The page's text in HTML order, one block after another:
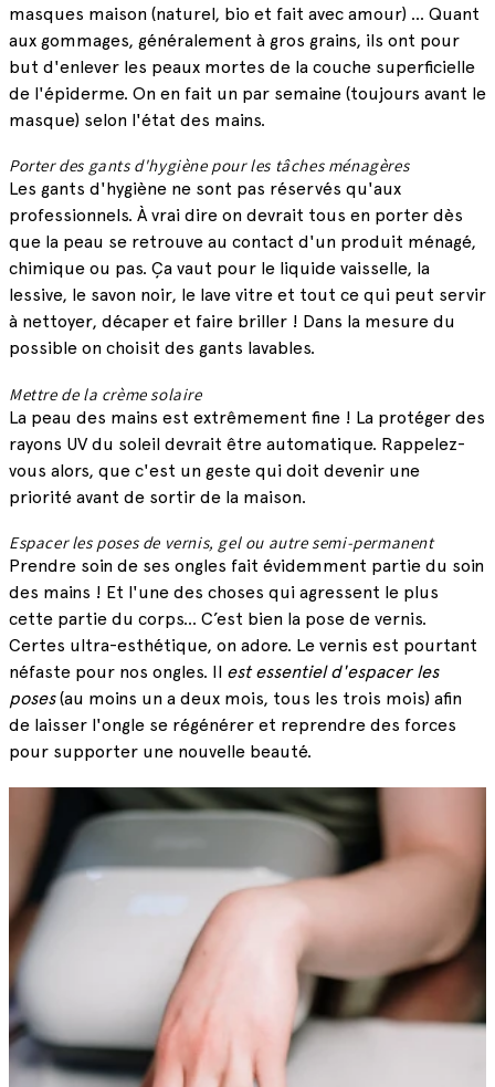
masques maison (naturel, bio et fait avec amour) … Quant
aux gommages, généralement à gros grains, ils ont pour
but d'enlever les peaux mortes de la couche superficielle
de l'épiderme. On en fait un par semaine (toujours avant le
masque) selon l'état des mains.
Porter des gants d'hygiène pour les tâches ménagères
Les gants d'hygiène ne sont pas réservés qu'aux
professionnels. À vrai dire on devrait tous en porter dès
que la peau se retrouve au contact d'un produit ménagé,
chimique ou pas. Ça vaut pour le liquide vaisselle, la
lessive, le savon noir, le lave vitre et tout ce qui peut servir
à nettoyer, décaper et faire briller ! Dans la mesure du
possible on choisit des gants lavables.
Mettre de la crème solaire
La peau des mains est extrêmement fine ! La protéger des
rayons UV du soleil devrait être automatique. Rappelez-
vous alors, que c'est un geste qui doit devenir une
priorité avant de sortir de la maison.
Espacer les poses de vernis, gel ou autre semi-permanent
Prendre soin de ses ongles fait évidemment partie du soin
des mains ! Et l'une des choses qui agressent le plus
cette partie du corps… C’est bien la pose de vernis.
Certes ultra-esthétique, on adore. Le vernis est pourtant
néfaste pour nos ongles. Il
est essentiel d'espacer les
poses(au moins un a deux mois, tous les trois mois) afin
de laisser l'ongle se régénérer et reprendre des forces
pour supporter une nouvelle beauté.